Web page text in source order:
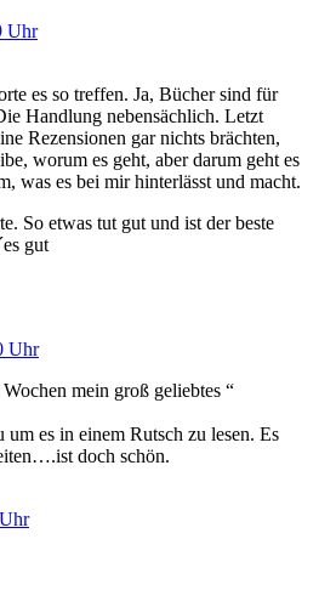
Uhr
es so treffen. Ja, Bücher sind für
Handlung nebensächlich. Letzt
Rezensionen gar nichts brächten,
worum es geht, aber darum geht es
was es bei mir hinterlässt und macht.
So etwas tut gut und ist der beste
gut
Uhr
mein groß geliebtes “
es in einem Rutsch zu lesen. Es
doch schön.